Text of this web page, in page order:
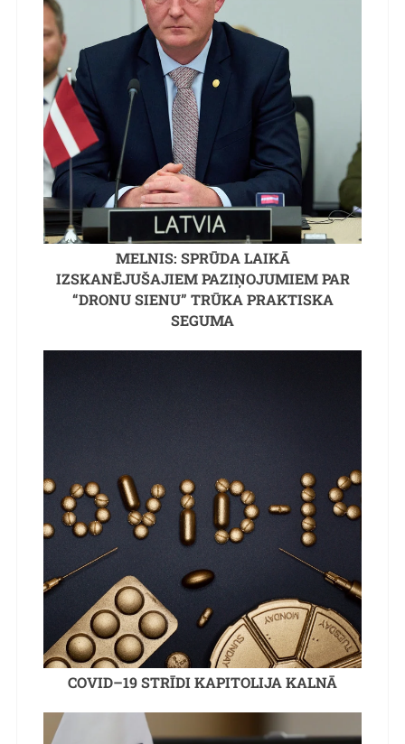
MELNIS: SPRŪDA LAIKĀ
IZSKANĒJUŠAJIEM PAZIŅOJUMIEM PAR
“DRONU SIENU” TRŪKA PRAKTISKA
SEGUMA
COVID–19 STRĪDI KAPITOLIJA KALNĀ